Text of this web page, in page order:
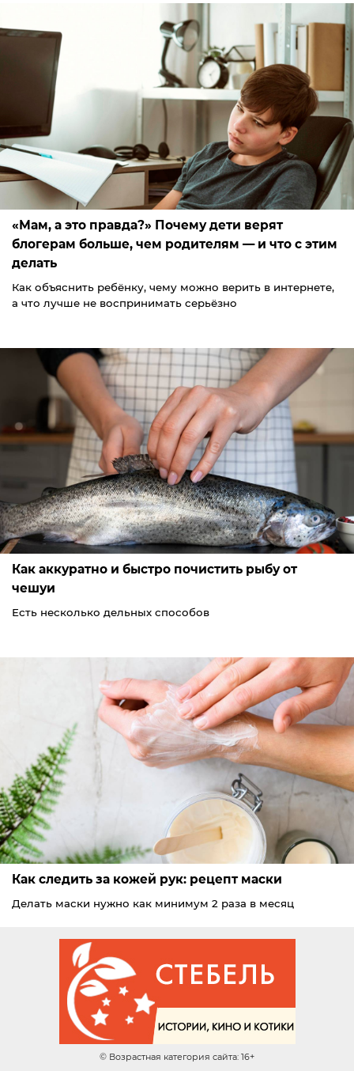
«Мам, а это правда?» Почему дети верят
блогерам больше, чем родителям — и что с этим
делать
Как объяснить ребёнку, чему можно верить в интернете,
а что лучше не воспринимать серьёзно
Как аккуратно и быстро почистить рыбу от
чешуи
Есть несколько дельных способов
Как следить за кожей рук: рецепт маски
Делать маски нужно как минимум 2 раза в месяц
© Возрастная категория сайта: 16+